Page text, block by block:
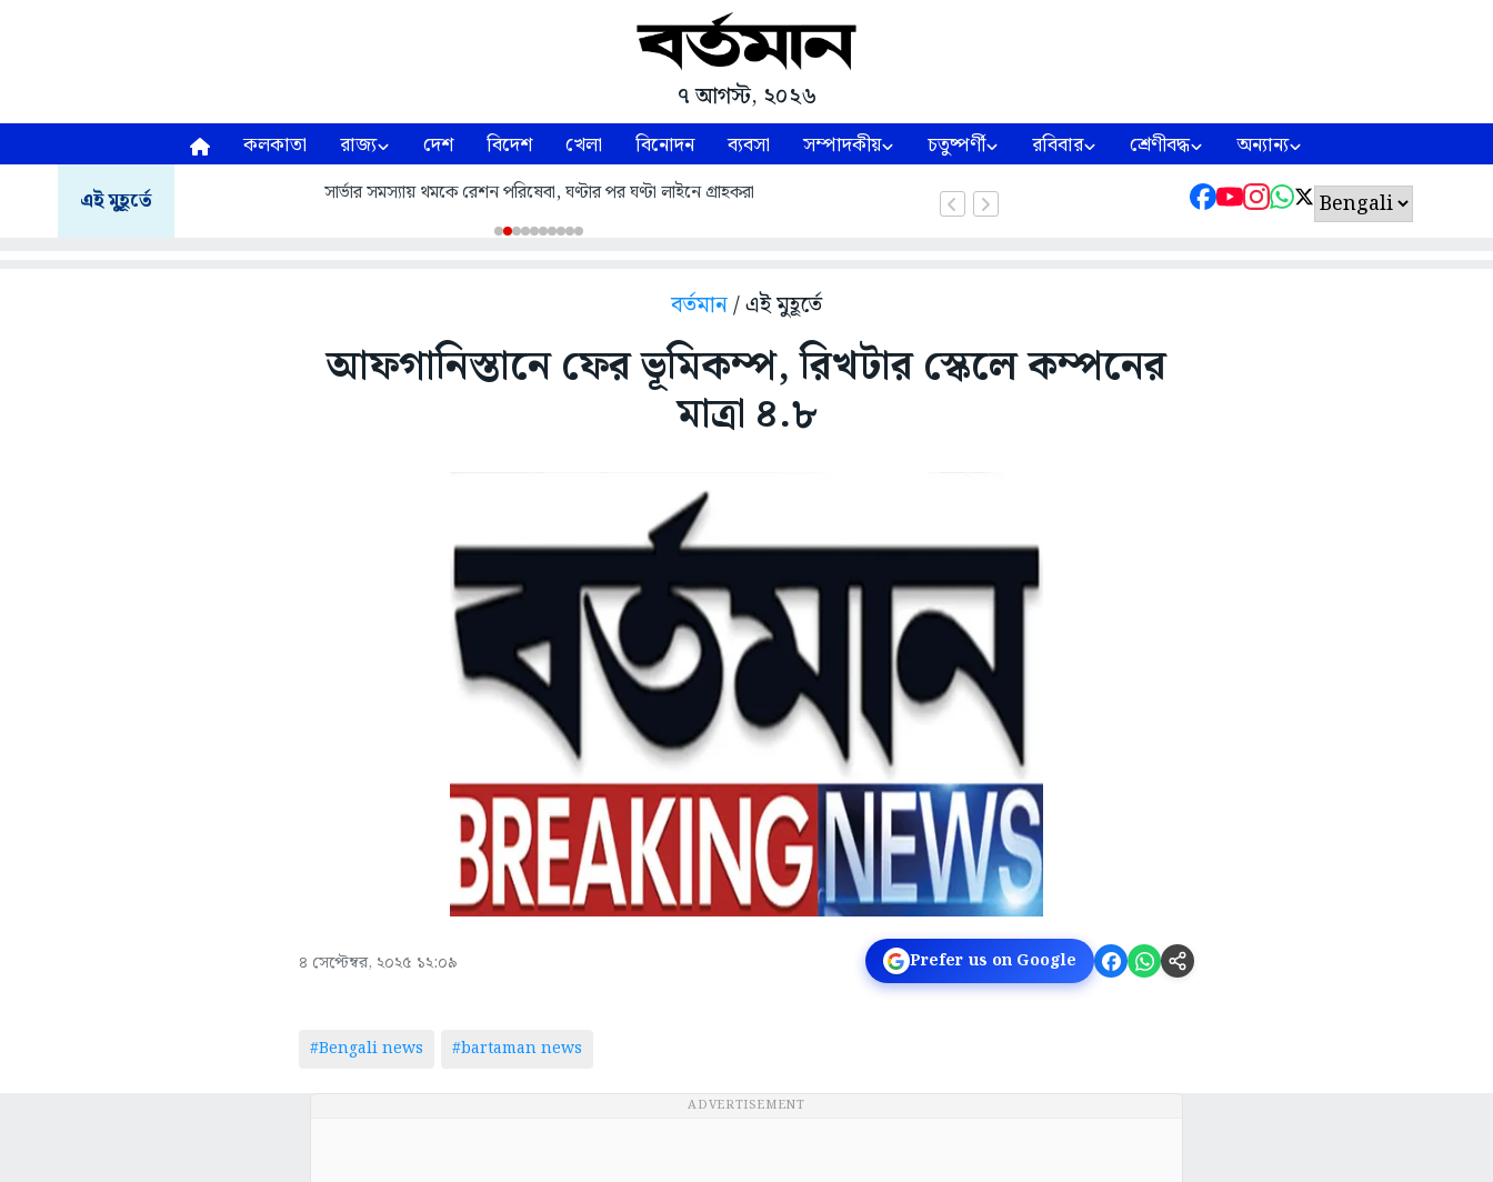
৭ আগস্ট, ২০২৬
কলকাতা রাজ্য দেশ বিদেশ খেলা বিনোদন ব্যবসা সম্পাদকীয় চতুষ্পর্ণী রবিবার শ্রেণীবদ্ধ অন্যান্য
এই মুহূর্তে সার্ভার সমস্যায় থমকে রেশন পরিষেবা, ঘণ্টার পর ঘণ্টা লাইনে গ্রাহকরা
বর্তমান/ এই মুহূর্তে
আফগানিস্তানে ফের ভূমিকম্প, রিখটার স্কেলে কম্পনের
মাত্রা ৪.৮
৪ সেপ্টেম্বর, ২০২৫ ১২:০৯ Prefer us on Google
#Bengali news #bartaman news
ADVERTISEMENT